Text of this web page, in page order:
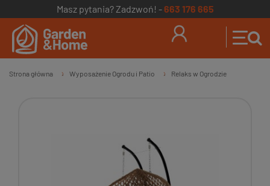
Masz pytania? Zadzwoń! -663 176 665
Strona główna » Wyposażenie Ogrodu i Patio » Relaks w Ogrodzie